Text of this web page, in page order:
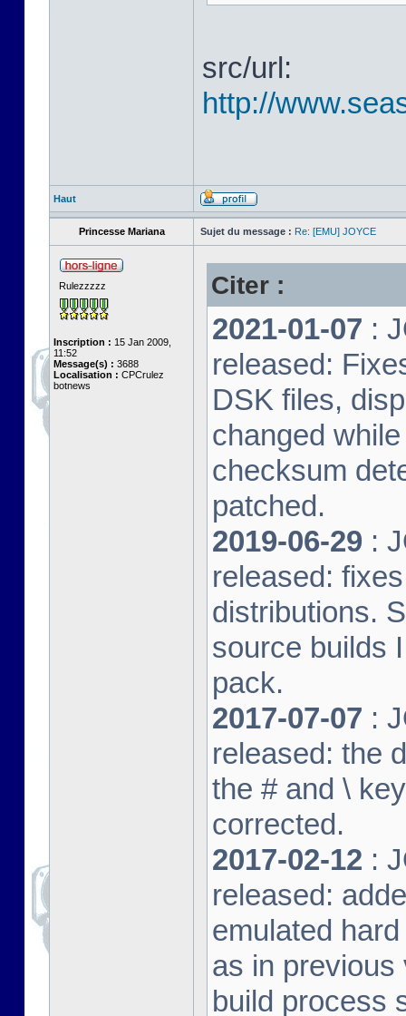
src/url:
http://
Haut
Princesse Mariana Sujet du message : Re: [EMU] JOYCE
Rulezzzzz
Inscription : 15 Jan 2009,
11:52
Message(s) : 3688
Localisation : CPCrulez
botnews
Citer :
2021-01-07 :
released:
DSK files,
changed
checksum
patched.
2019-06-29 :
released:
distributions.
source builds
pack.
2017-07-07 :
released: the
the # and \
corrected.
2017-02-12 :
released:
emulated
as in previous
build process